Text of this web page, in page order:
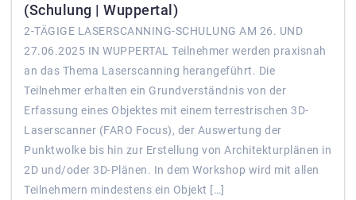
(Schulung | Wuppertal)
2-TÄGIGE LASERSCANNING-SCHULUNG AM 26. UND
27.06.2025 IN WUPPERTAL Teilnehmer werden praxisnah
an das Thema Laserscanning herangeführt. Die
Teilnehmer erhalten ein Grundverständnis von der
Erfassung eines Objektes mit einem terrestrischen 3D-
Laserscanner (FARO Focus), der Auswertung der
Punktwolke bis hin zur Erstellung von Architekturplänen in
2D und/oder 3D-Plänen. In dem Workshop wird mit allen
Teilnehmern mindestens ein Objekt […]